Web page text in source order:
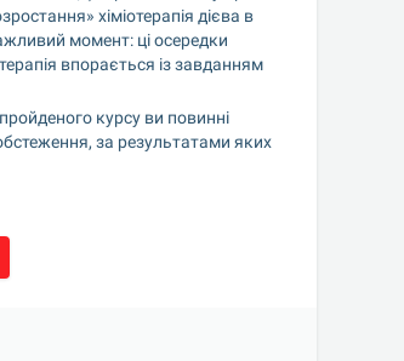
хіміотерапія дієва в
момент: ці осередки
впорається із завданням
курсу ви повинні
за результатами яких